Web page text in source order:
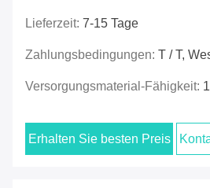
Lieferzeit: 7-15 Tage
Zahlungsbedingungen: T / T,
Versorgungsmaterial-Fähigkeit:
Erhalten Sie besten Preis